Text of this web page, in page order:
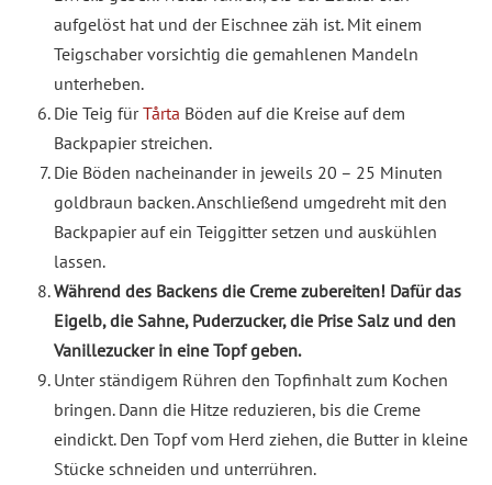
aufgelöst hat und der Eischnee zäh ist. Mit einem
Teigschaber vorsichtig die gemahlenen Mandeln
unterheben.
Die Teig fürTårta Böden auf die Kreise auf dem
Backpapier streichen.
Die Böden nacheinander in jeweils 20 – 25 Minuten
goldbraun backen. Anschließend umgedreht mit den
Backpapier auf ein Teiggitter setzen und auskühlen
lassen.
Während des Backens die Creme zubereiten! Dafür das
Eigelb, die Sahne, Puderzucker, die Prise Salz und den
Vanillezucker in eine Topf geben.
Unter ständigem Rühren den Topfinhalt zum Kochen
bringen. Dann die Hitze reduzieren, bis die Creme
eindickt. Den Topf vom Herd ziehen, die Butter in kleine
Stücke schneiden und unterrühren.